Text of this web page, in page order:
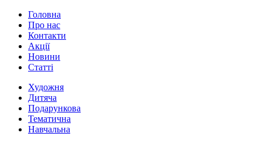
Головна
Про нас
Контакти
Акції
Новини
Статті
Художня
Дитяча
Подарункова
Тематична
Навчальна